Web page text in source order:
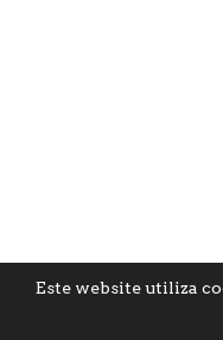
Este website utiliza